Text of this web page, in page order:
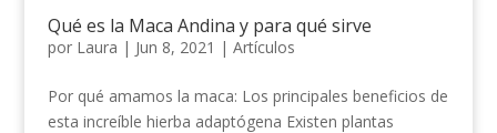
Qué es la Maca Andina y para qué sirve
por Laura | Jun 8, 2021 | Artículos
Por qué amamos la maca: Los principales beneficios de
esta increíble hierba adaptógena Existen plantas